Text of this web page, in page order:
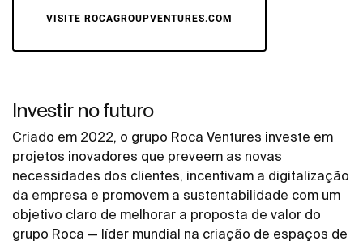
VISITE ROCAGROUPVENTURES.COM
Investir no futuro
Criado em 2022, o grupo Roca Ventures investe em
projetos inovadores que preveem as novas
necessidades dos clientes, incentivam a digitalização
da empresa e promovem a sustentabilidade com um
objetivo claro de melhorar a proposta de valor do
grupo Roca — líder mundial na criação de espaços de